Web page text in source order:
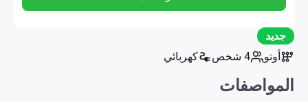
جديد
أوتو
4 شخص كهربائي
المواصفات